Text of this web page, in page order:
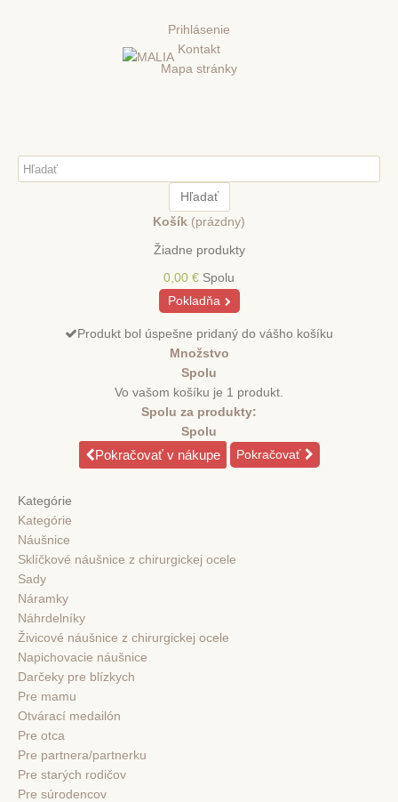
Prihlásenie
Kontakt
Mapa stránky
Hľadať
Košík (prázdny)
Žiadne produkty
0,00 € Spolu
Pokladňa
Produkt bol úspešne pridaný do vášho košíku
Množstvo
Spolu
Vo vašom košíku je 1 produkt.
Spolu za produkty:
Spolu
Pokračovať v nákupe Pokračovať
Kategórie
Kategórie
Náušnice
Sklíčkové náušnice z chirurgickej ocele
Sady
Náramky
Náhrdelníky
Živicové náušnice z chirurgickej ocele
Napichovacie náušnice
Darčeky pre blízkych
Pre mamu
Otvárací medailón
Pre otca
Pre partnera/partnerku
Pre starých rodičov
Pre súrodencov